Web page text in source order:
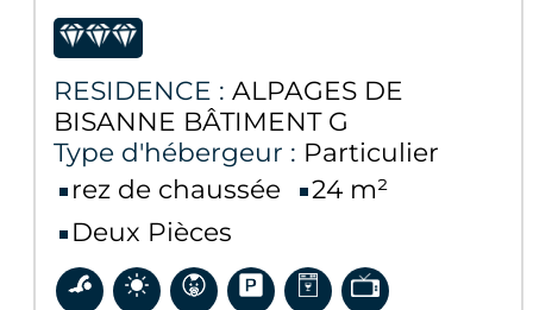
RESIDENCE : ALPAGES DE
BISANNE BÂTIMENT G
Type d'hébergeur : Particulier
rez de chaussée
24 m²
Deux Pièces